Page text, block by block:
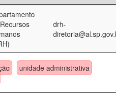
drh-
unidade administrativa